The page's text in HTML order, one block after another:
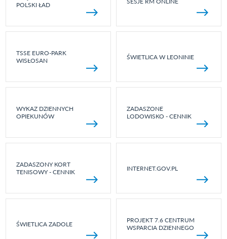
POLSKI ŁAD
TSSE EURO-PARK
WISŁOSAN
ŚWIETLICA W LEONINIE
WYKAZ DZIENNYCH
OPIEKUNÓW
ZADASZONE
LODOWISKO - CENNIK
ZADASZONY KORT
TENISOWY - CENNIK
INTERNET.GOV.PL
ŚWIETLICA ZADOLE
PROJEKT 7.6 CENTRUM
WSPARCIA DZIENNEGO